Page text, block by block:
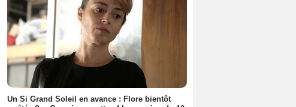
Un Si Grand Soleil en avance : Flore bientôt